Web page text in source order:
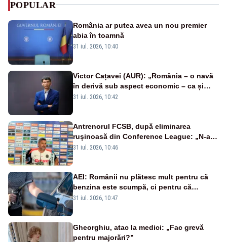
POPULAR
România ar putea avea un nou premier
abia în toamnă
31 iul. 2026, 10:40
Victor Cațavei (AUR): „România – o navă
în derivă sub aspect economic – ca și
rezultat al guvernărilor din ultimii 36 de
31 iul. 2026, 10:42
Antrenorul FCSB, după eliminarea
rușinoasă din Conference League: „N-ai
cum să nu scoți în evidență și lucrurile
31 iul. 2026, 10:46
AEI: Românii nu plătesc mult pentru că
benzina este scumpă, ci pentru că
benzina ieftină e taxată scump
31 iul. 2026, 10:47
Gheorghiu, atac la medici: „Fac grevă
pentru majorări?”